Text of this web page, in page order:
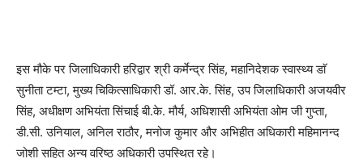
इस मौके पर जिलाधिकारी हरिद्वार श्री कर्मेन्द्र सिंह, महानिदेशक स्वास्थ्य डाॅ
सुनीता टम्टा, मुख्य चिकित्साधिकारी डॉ. आर.के. सिंह, उप जिलाधिकारी अजयवीर
सिंह, अधीक्षण अभियंता सिंचाई बी.के. मौर्य, अधिशासी अभियंता ओम जी गुप्ता,
डी.सी. उनियाल, अनिल राठौर, मनोज कुमार और अभिहीत अधिकारी महिमानन्द
जोशी सहित अन्य वरिष्ठ अधिकारी उपस्थित रहे।